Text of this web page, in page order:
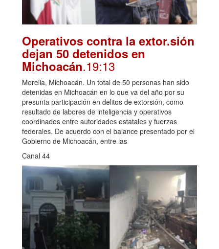
Operativos contra la extor.sión
dejan 50 detenidos en
Michoacán.19:13
Morelia, Michoacán. Un total de 50 personas han sido
detenidas en Michoacán en lo que va del año por su
presunta participación en delitos de extorsión, como
resultado de labores de inteligencia y operativos
coordinados entre autoridades estatales y fuerzas
federales. De acuerdo con el balance presentado por el
Gobierno de Michoacán, entre las
Canal 44